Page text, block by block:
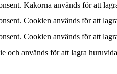
Kakorna används för att
Cookien används för att
Cookien används för att
används för att lagra